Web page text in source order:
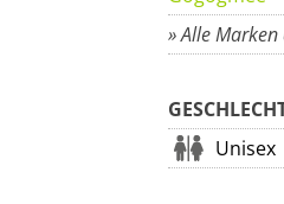
» Alle
Unisex